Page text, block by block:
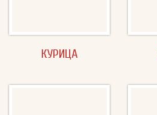
КУРИЦА